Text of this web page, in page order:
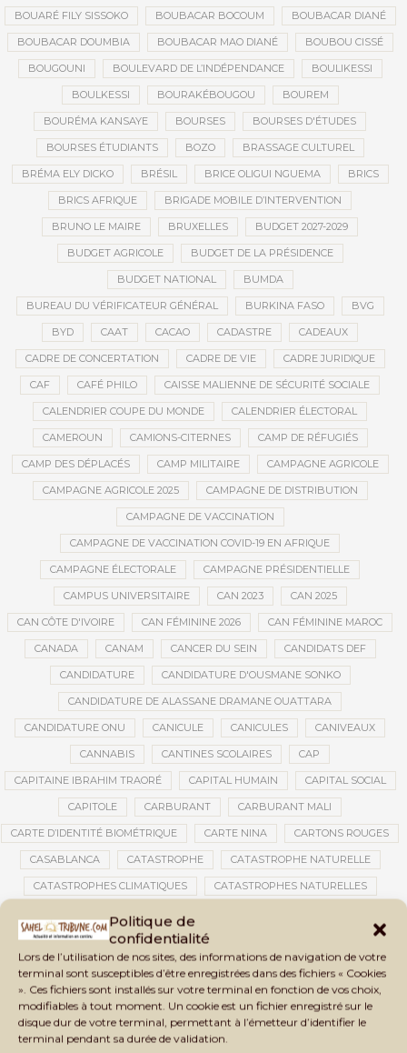
Politique de
confidentialité
Lors de l’utilisation de nos sites, des informations de navigation de votre
terminal sont susceptibles d’être enregistrées dans des fichiers « Cookies
». Ces fichiers sont installés sur votre terminal en fonction de vos choix,
modifiables à tout moment. Un cookie est un fichier enregistré sur le
disque dur de votre terminal, permettant à l’émetteur d’identifier le
terminal pendant sa durée de validation.
BOUARÉ FILY SISSOKO BOUBACAR BOCOUM BOUBACAR DIANÉ
BOUBACAR DOUMBIA BOUBACAR MAO DIANÉ BOUBOU CISSÉ
BOUGOUNI BOULEVARD DE L’INDÉPENDANCE BOULIKESSI
BOULKESSI BOURAKÉBOUGOU BOUREM
BOURÉMA KANSAYE BOURSES BOURSES D'ÉTUDES
BOURSES ÉTUDIANTS BOZO BRASSAGE CULTUREL
BRÉMA ELY DICKO BRÉSIL BRICE OLIGUI NGUEMA BRICS
BRICS AFRIQUE BRIGADE MOBILE D’INTERVENTION
BRUNO LE MAIRE BRUXELLES BUDGET 2027-2029
BUDGET AGRICOLE BUDGET DE LA PRÉSIDENCE
BUDGET NATIONAL BUMDA
BUREAU DU VÉRIFICATEUR GÉNÉRAL BURKINA FASO BVG
BYD CAAT CACAO CADASTRE CADEAUX
CADRE DE CONCERTATION CADRE DE VIE CADRE JURIDIQUE
CAF CAFÉ PHILO CAISSE MALIENNE DE SÉCURITÉ SOCIALE
CALENDRIER COUPE DU MONDE CALENDRIER ÉLECTORAL
CAMEROUN CAMIONS-CITERNES CAMP DE RÉFUGIÉS
CAMP DES DÉPLACÉS CAMP MILITAIRE CAMPAGNE AGRICOLE
CAMPAGNE AGRICOLE 2025 CAMPAGNE DE DISTRIBUTION
CAMPAGNE DE VACCINATION
CAMPAGNE DE VACCINATION COVID-19 EN AFRIQUE
CAMPAGNE ÉLECTORALE CAMPAGNE PRÉSIDENTIELLE
CAMPUS UNIVERSITAIRE CAN 2023 CAN 2025
CAN CÔTE D'IVOIRE CAN FÉMININE 2026 CAN FÉMININE MAROC
CANADA CANAM CANCER DU SEIN CANDIDATS DEF
CANDIDATURE CANDIDATURE D'OUSMANE SONKO
CANDIDATURE DE ALASSANE DRAMANE OUATTARA
CANDIDATURE ONU CANICULE CANICULES CANIVEAUX
CANNABIS CANTINES SCOLAIRES CAP
CAPITAINE IBRAHIM TRAORÉ CAPITAL HUMAIN CAPITAL SOCIAL
CAPITOLE CARBURANT CARBURANT MALI
CARTE D’IDENTITÉ BIOMÉTRIQUE CARTE NINA CARTONS ROUGES
CASABLANCA CATASTROPHE CATASTROPHE NATURELLE
CATASTROPHES CLIMATIQUES CATASTROPHES NATURELLES
CEDEAO CÉDÉAO CEI CÉLÉBRATION NATIONALE CEMAC
CEMAPI CEN-SNESUP CENOU CENSURE
CENTRAFRIQUE CENTRALE SOLAIRE
CENTRALE SOLAIRE DE SANANKOROBA CENTRALES SOLAIRES
CENTRE D'INTELLIGENCE ARTIFICIELLE